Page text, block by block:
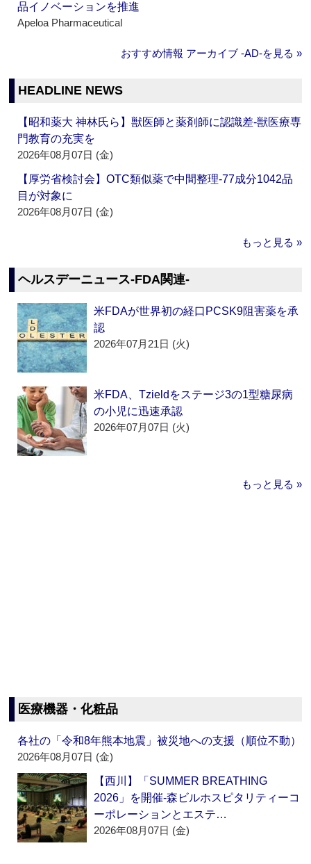
品イノベーションを推進
Apeloa Pharmaceutical
おすすめ情報 アーカイブ ‐AD‐を見る »
HEADLINE NEWS
【昭和薬大 神林氏ら】獣医師と薬剤師に認識差‐獣医療専
門教育の充実を
2026年08月07日 (金)
【厚労省検討会】OTC類似薬で中間整理‐77成分1042品
目が対象に
2026年08月07日 (金)
もっと見る »
ヘルスデーニュース‐FDA関連‐
米FDAが世界初の経口PCSK9阻害薬を承
認
2026年07月21日 (火)
米FDA、Tzieldをステージ3の1型糖尿病
の小児に迅速承認
2026年07月07日 (火)
もっと見る »
医療機器・化粧品
各社の「令和8年熊本地震」被災地への支援（順位不動）
2026年08月07日 (金)
【西川】「SUMMER BREATHING
2026」を開催‐森ビルホスピタリティーコ
ーポレーションとエステ…
2026年08月07日 (金)